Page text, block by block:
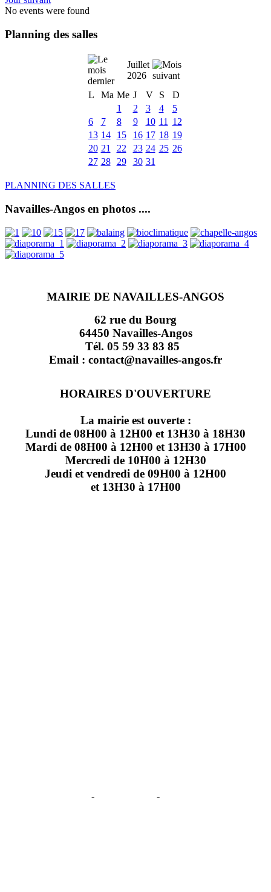
No events were found
Planning des salles
Juillet
2026
L
Ma Me J V S
D
1
2 3 4
5
6
7 8 9 10 11
12
13 14 15 16 17 18 19
20 21 22 23 24 25 26
27 28 29 30 31
PLANNING DES SALLES
Navailles-Angos en photos ....
MAIRIE DE NAVAILLES-ANGOS
62 rue du Bourg
64450 Navailles-Angos
Tél. 05 59 33 83 85
Email : contact@navailles-angos.fr
HORAIRES D'OUVERTURE
La mairie est ouverte :
Lundi de 08H00 à 12H00 et 13H30 à 18H30
Mardi de 08H00 à 12H00 et 13H30 à 17H00
Mercredi de 10H00 à 12H30
Jeudi et vendredi de 09H00 à 12H00
et 13H30 à 17H00
- -